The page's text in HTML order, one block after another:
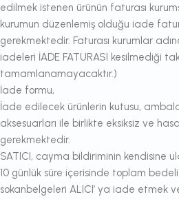
edilmek istenen ürünün faturası
kurumun düzenlemiş olduğu iade
gerekmektedir. Faturası kurumlar
iadeleri İADE FATURASI kesilmediği
tamamlanamayacaktır.)
İade formu,
İade edilecek ürünlerin kutusu,
aksesuarları ile birlikte eksiksiz ve
gerekmektedir.
SATICI, cayma bildiriminin kendisine
10 günlük süre içerisinde toplam bedeli
sokanbelgeleri ALICI’ ya iade etmek